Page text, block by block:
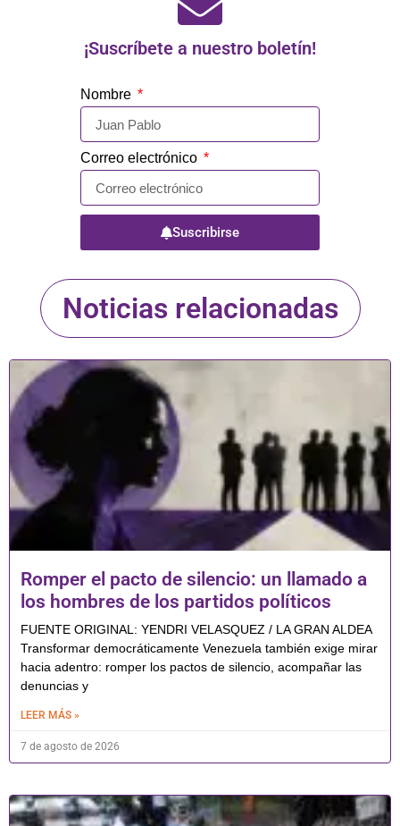
¡Suscríbete a nuestro boletín!
Nombre
Correo electrónico
Suscribirse
Noticias relacionadas
Romper el pacto de silencio: un llamado a
los hombres de los partidos políticos
FUENTE ORIGINAL: YENDRI VELASQUEZ / LA GRAN ALDEA
Transformar democráticamente Venezuela también exige mirar
hacia adentro: romper los pactos de silencio, acompañar las
denuncias y
LEER MÁS »
7 de agosto de 2026